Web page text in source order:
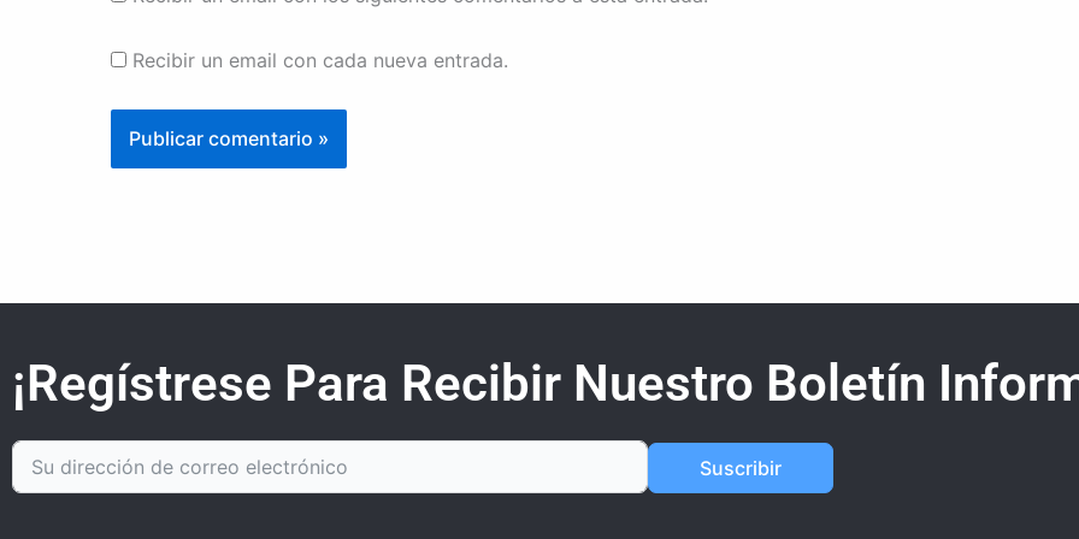
Recibir un email con cada nueva entrada.
¡Regístrese Para Recibir Nuestro Boletín
Suscribir